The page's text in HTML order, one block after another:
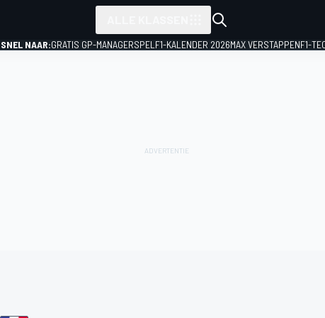
SNEL NAAR:GRATIS GP-MANAGERSPEL F1-KALENDER 2026MAX VERSTAPPENF1-